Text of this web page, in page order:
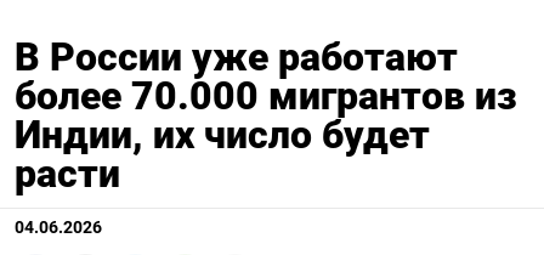
В России уже работают
более 70.000 мигрантов из
Индии, их число будет
расти
04.06.2026